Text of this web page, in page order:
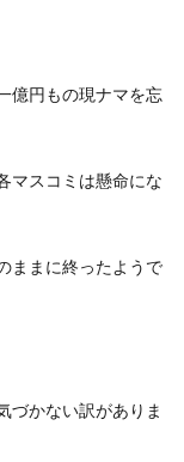
円もの現ナマを忘
マスコミは懸命にな
ままに終ったようで
かない訳がありま